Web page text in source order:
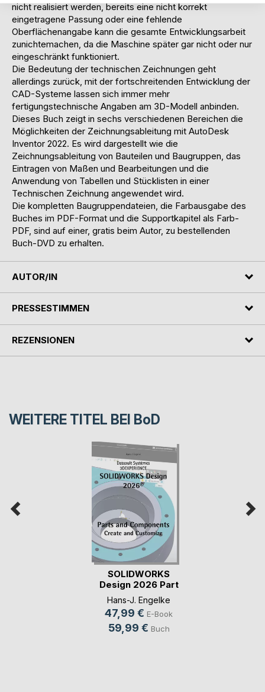
nicht realisiert werden, bereits eine nicht korrekt
eingetragene Passung oder eine fehlende
Oberflächenangabe kann die gesamte Entwicklungsarbeit
zunichtemachen, da die Maschine später gar nicht oder nur
eingeschränkt funktioniert.
Die Bedeutung der technischen Zeichnungen geht
allerdings zurück, mit der fortschreitenden Entwicklung der
CAD-Systeme lassen sich immer mehr
fertigungstechnische Angaben am 3D-Modell anbinden.
Dieses Buch zeigt in sechs verschiedenen Bereichen die
Möglichkeiten der Zeichnungsableitung mit AutoDesk
Inventor 2022. Es wird dargestellt wie die
Zeichnungsableitung von Bauteilen und Baugruppen, das
Eintragen von Maßen und Bearbeitungen und die
Anwendung von Tabellen und Stücklisten in einer
Technischen Zeichnung angewendet wird.
Die kompletten Baugruppendateien, die Farbausgabe des
Buches im PDF-Format und die Supportkapitel als Farb-
PDF, sind auf einer, gratis beim Autor, zu bestellenden
Buch-DVD zu erhalten.
AUTOR/IN
PRESSESTIMMEN
REZENSIONEN
WEITERE TITEL BEI BoD
SOLIDWORKS
Design 2026 Part
and Co(...)
Hans-J. Engelke
47,99 € E-Book
59,99 € Buch